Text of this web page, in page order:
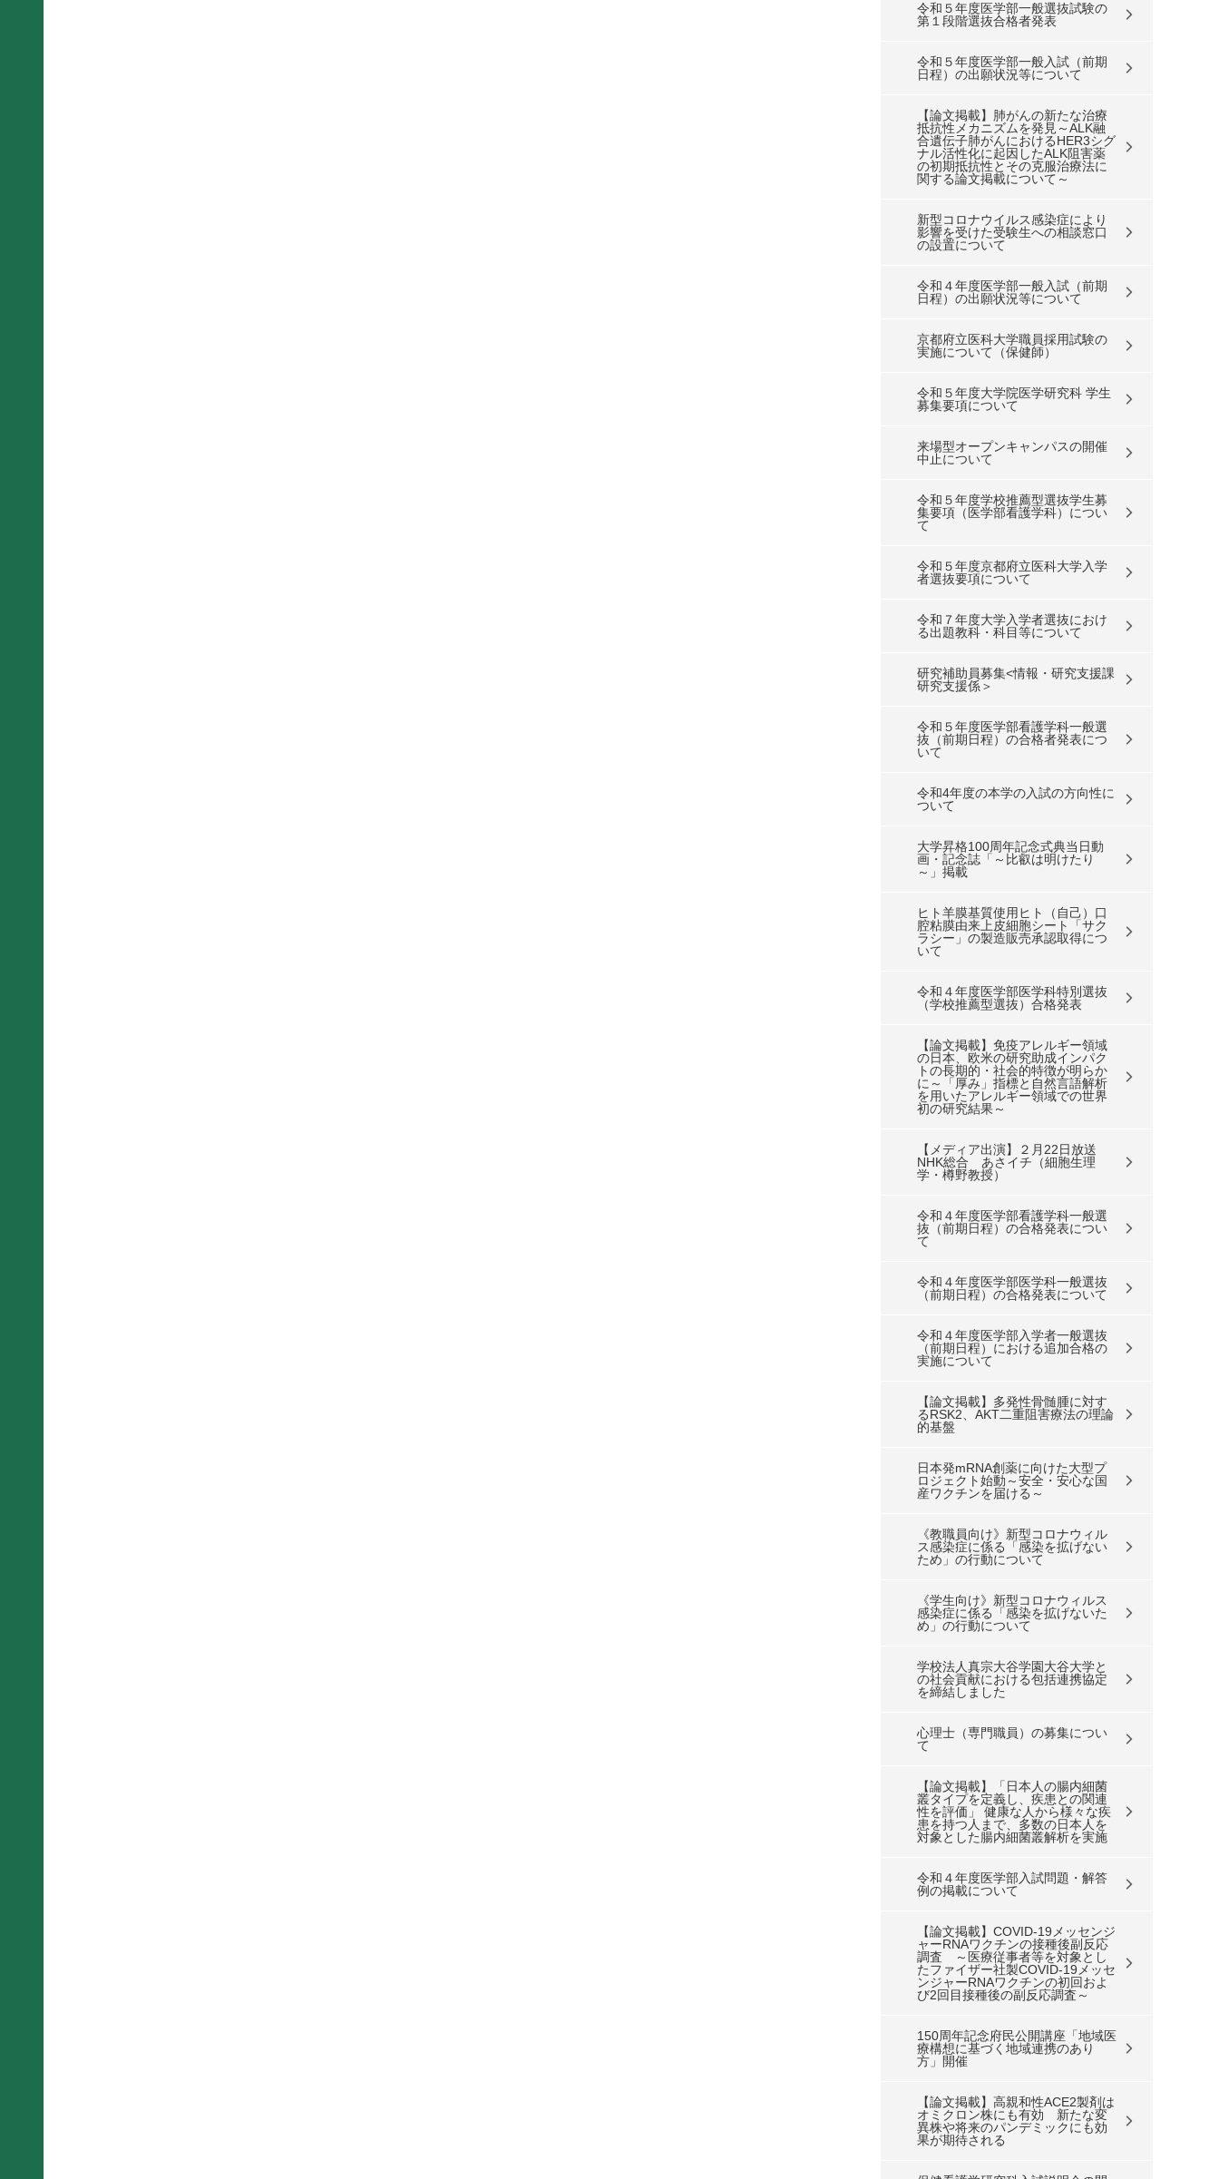
令和５年度医学部一般選抜試験の
第１段階選抜合格者発表
令和５年度医学部一般入試（前期
日程）の出願状況等について
【論文掲載】肺がんの新たな治療
抵抗性メカニズムを発見～ALK融
合遺伝子肺がんにおけるHER3シグ
ナル活性化に起因したALK阻害薬
の初期抵抗性とその克服治療法に
関する論文掲載について～
新型コロナウイルス感染症により
影響を受けた受験生への相談窓口
の設置について
令和４年度医学部一般入試（前期
日程）の出願状況等について
京都府立医科大学職員採用試験の
実施について（保健師）
令和５年度大学院医学研究科 学生
募集要項について
来場型オープンキャンパスの開催
中止について
令和５年度学校推薦型選抜学生募
集要項（医学部看護学科）につい
て
令和５年度京都府立医科大学入学
者選抜要項について
令和７年度大学入学者選抜におけ
る出題教科・科目等について
研究補助員募集<情報・研究支援課
研究支援係＞
令和５年度医学部看護学科一般選
抜（前期日程）の合格者発表につ
いて
令和4年度の本学の入試の方向性に
ついて
大学昇格100周年記念式典当日動
画・記念誌「～比叡は明けたり
～」掲載
ヒト羊膜基質使用ヒト（自己）口
腔粘膜由来上皮細胞シート「サク
ラシー」の製造販売承認取得につ
いて
令和４年度医学部医学科特別選抜
（学校推薦型選抜）合格発表
【論文掲載】免疫アレルギー領域
の日本、欧米の研究助成インパク
トの長期的・社会的特徴が明らか
に～「厚み」指標と自然言語解析
を用いたアレルギー領域での世界
初の研究結果～
【メディア出演】２月22日放送
NHK総合 あさイチ（細胞生理
学・樽野教授）
令和４年度医学部看護学科一般選
抜（前期日程）の合格発表につい
て
令和４年度医学部医学科一般選抜
（前期日程）の合格発表について
令和４年度医学部入学者一般選抜
（前期日程）における追加合格の
実施について
【論文掲載】多発性骨髄腫に対す
るRSK2、AKT二重阻害療法の理論
的基盤
日本発mRNA創薬に向けた大型プ
ロジェクト始動～安全・安心な国
産ワクチンを届ける～
《教職員向け》新型コロナウィル
ス感染症に係る「感染を拡げない
ため」の行動について
《学生向け》新型コロナウィルス
感染症に係る「感染を拡げないた
め」の行動について
学校法人真宗大谷学園大谷大学と
の社会貢献における包括連携協定
を締結しました
心理士（専門職員）の募集につい
て
【論文掲載】「日本人の腸内細菌
叢タイプを定義し、疾患との関連
性を評価」 健康な人から様々な疾
患を持つ人まで、多数の日本人を
対象とした腸内細菌叢解析を実施
令和４年度医学部入試問題・解答
例の掲載について
【論文掲載】COVID-19メッセンジ
ャーRNAワクチンの接種後副反応
調査 ～医療従事者等を対象とし
たファイザー社製COVID-19メッセ
ンジャーRNAワクチンの初回およ
び2回目接種後の副反応調査～
150周年記念府民公開講座「地域医
療構想に基づく地域連携のあり
方」開催
【論文掲載】高親和性ACE2製剤は
オミクロン株にも有効 新たな変
異株や将来のパンデミックにも効
果が期待される